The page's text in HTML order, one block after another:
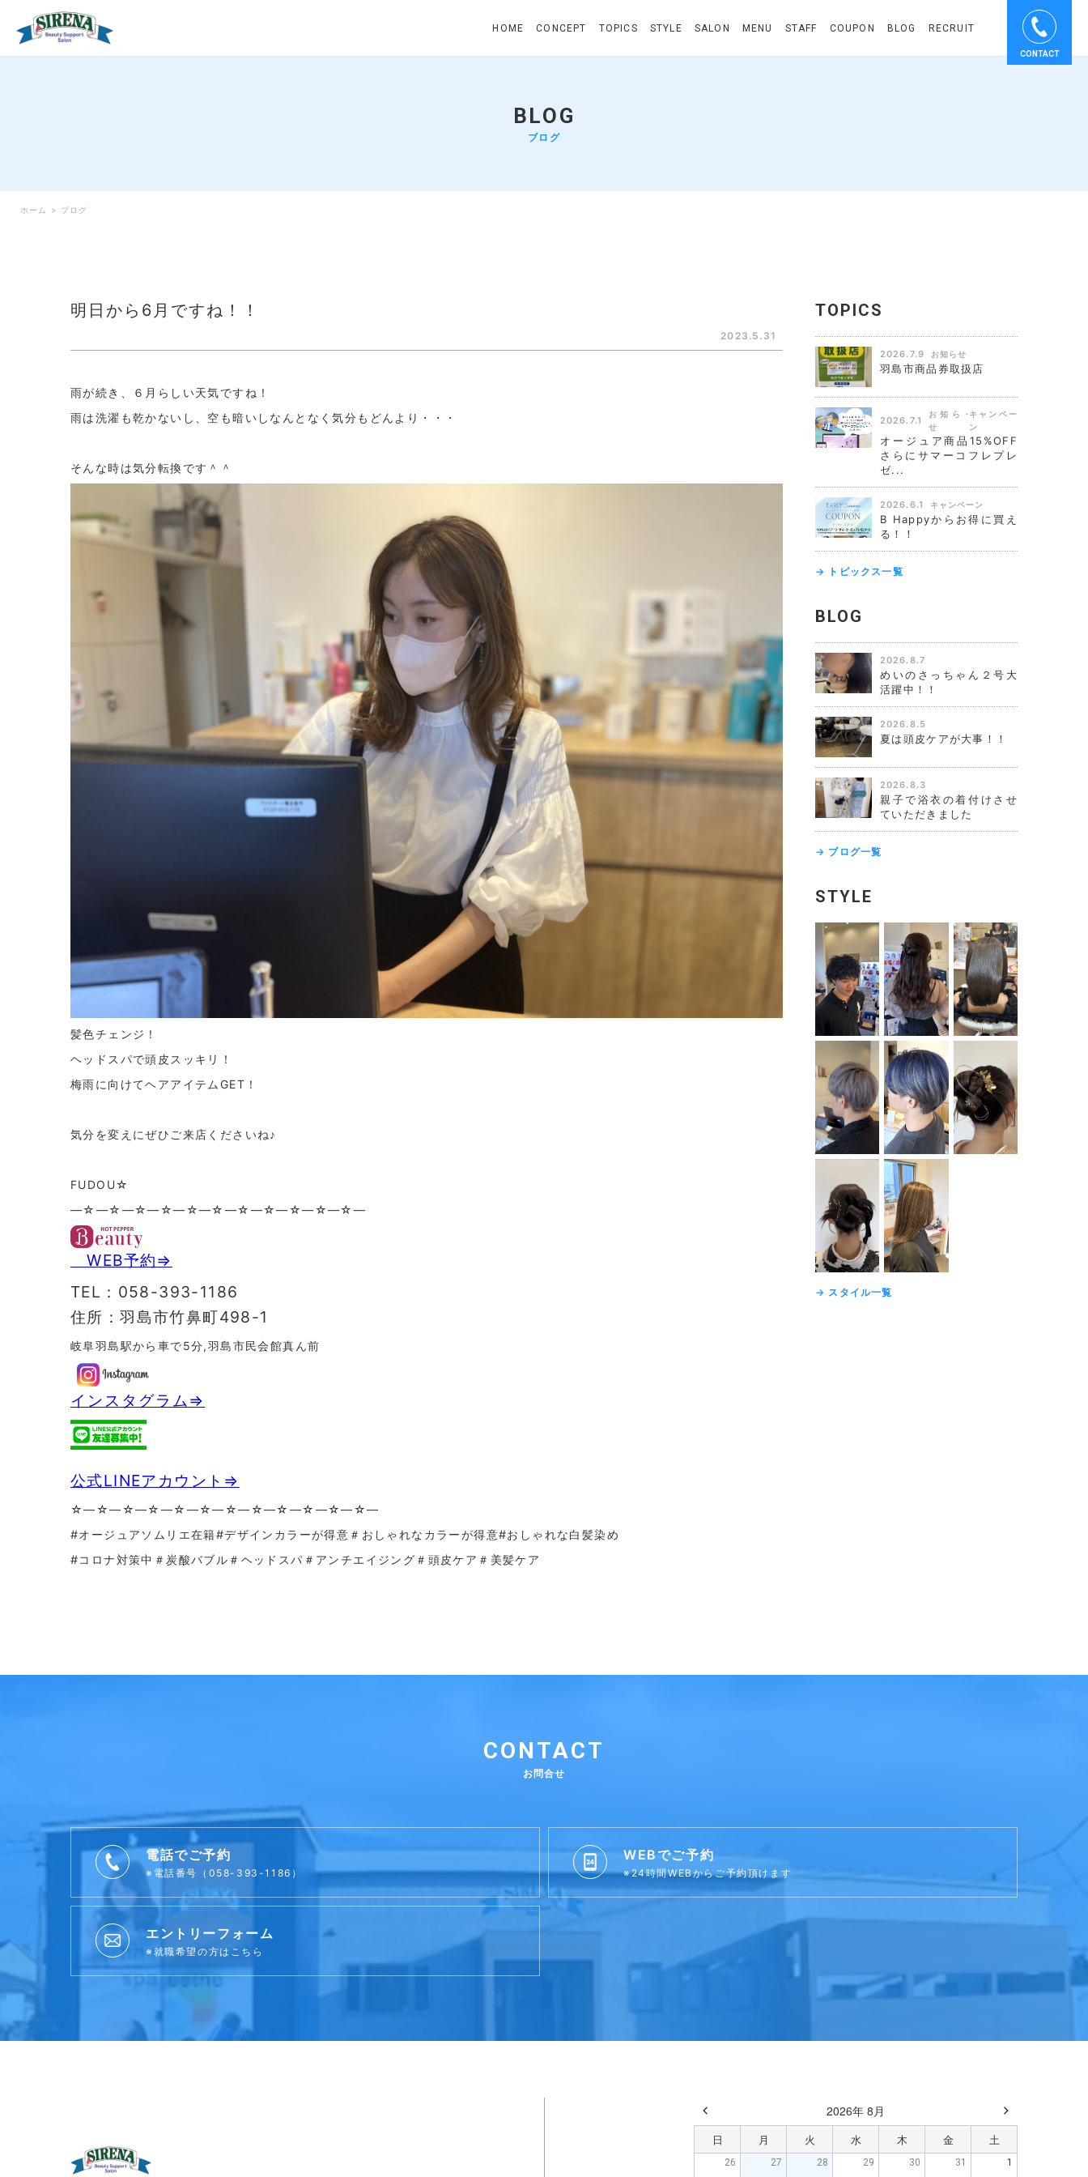
HOME CONCEPT TOPICS STYLE SALON MENU STAFF COUPON BLOG RECRUIT
CONTACT
BLOG
ブログ
ホーム > ブログ
明日から6月ですね！！
2023.5.31
雨が続き、６月らしい天気ですね！
雨は洗濯も乾かないし、空も暗いしなんとなく気分もどんより・・・
そんな時は気分転換です＾＾
髪色チェンジ！
ヘッドスパで頭皮スッキリ！
梅雨に向けてヘアアイテムGET！
気分を変えにぜひご来店くださいね♪
FUDOU☆
—☆—☆—☆—☆—☆—☆—☆—☆—☆—☆—☆—
WEB予約⇒
TEL：058-393-1186
住所：羽島市竹鼻町498-1
岐阜羽島駅から車で5分,羽島市民会館真ん前
インスタグラム⇒
公式LINEアカウント⇒
☆—☆—☆—☆—☆—☆—☆—☆—☆—☆—☆—☆—
#オージュアソムリエ在籍#デザインカラーが得意＃おしゃれなカラーが得意#おしゃれな白髪染め
#コロナ対策中＃炭酸バブル＃ヘッドスパ＃アンチエイジング＃頭皮ケア＃美髪ケア
TOPICS
2026.7.9 お知らせ
羽島市商品券取扱店
2026.7.1
お知ら
せ
キャンペー
ン
オージュア商品15%OFF
さらにサマーコフレプレ
ゼ...
2026.6.1 キャンペーン
B Happyからお得に買え
る！！
→ トピックス一覧
BLOG
2026.8.7
めいのさっちゃん２号大
活躍中！！
2026.8.5
夏は頭皮ケアが大事！！
2026.8.3
親子で浴衣の着付けさせ
ていただきました
→ ブログ一覧
STYLE
→ スタイル一覧
CONTACT
お問合せ
電話でご予約
※電話番号（058-393-1186）
WEBでご予約
※24時間WEBからご予約頂けます
エントリーフォーム
※就職希望の方はこちら
2026年 8月
日 月 火 水 木 金 土
26 27 28 29 30 31 1